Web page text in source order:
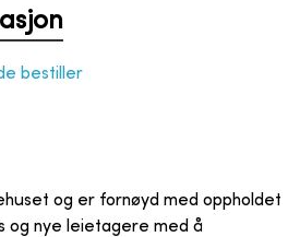
bestiller
og er fornøyd med oppholdet
og nye leietagere med å